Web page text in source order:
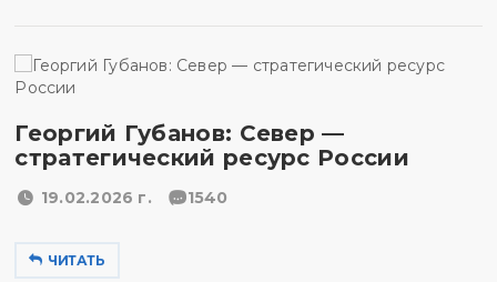
Георгий Губанов: Север —
стратегический ресурс России
19.02.2026 г. 1540
ЧИТАТЬ